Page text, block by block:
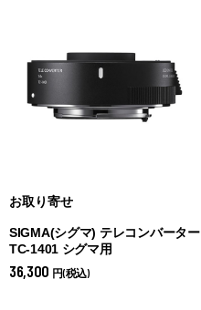
お取り寄せ
SIGMA(シグマ) テレコンバーター
TC-1401 シグマ用
36,300 円(税込)